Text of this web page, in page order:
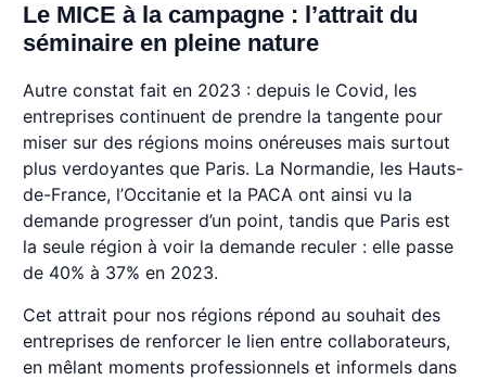
Le MICE à la campagne : l’attrait du
séminaire en pleine nature
Autre constat fait en 2023 : depuis le Covid, les
entreprises continuent de prendre la tangente pour
miser sur des régions moins onéreuses mais surtout
plus verdoyantes que Paris. La Normandie, les Hauts-
de-France, l’Occitanie et la PACA ont ainsi vu la
demande progresser d’un point, tandis que Paris est
la seule région à voir la demande reculer : elle passe
de 40% à 37% en 2023.
Cet attrait pour nos régions répond au souhait des
entreprises de renforcer le lien entre collaborateurs,
en mêlant moments professionnels et informels dans